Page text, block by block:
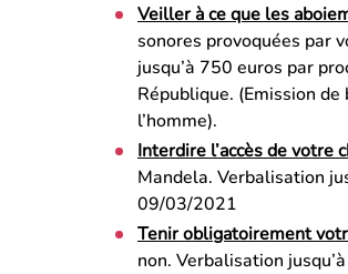
Veiller à ce que les
sonores provoquées par
jusqu’à 750 euros par
République. (Emission
l’homme).
Interdire l’accès de votre
Mandela. Verbalisation
09/03/2021
Tenir obligatoirement
non. Verbalisation